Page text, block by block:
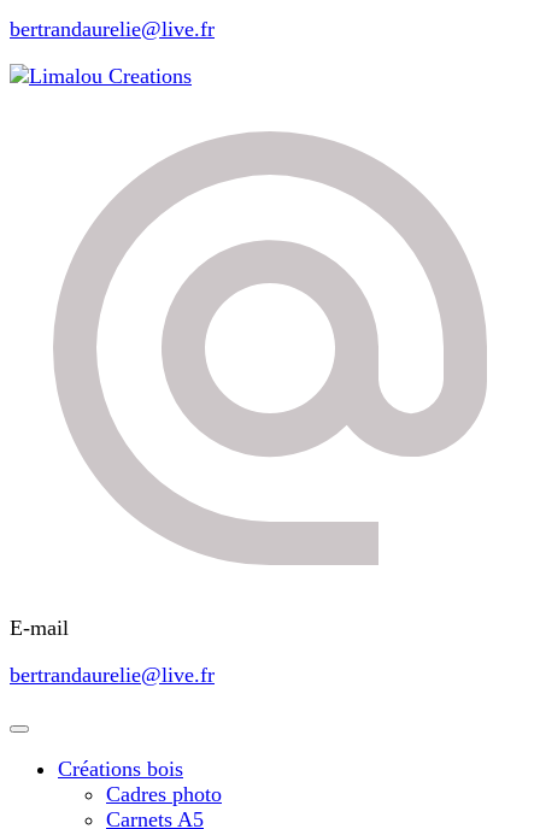
bertrandaurelie@live.fr
Limalou Creations
E-mail
bertrandaurelie@live.fr
Créations bois
Cadres photo
Carnets A5